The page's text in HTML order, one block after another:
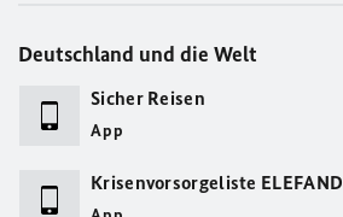
Deutschland und die Welt
Sicher Reisen
App
Krisenvorsorgeliste ELEFAND